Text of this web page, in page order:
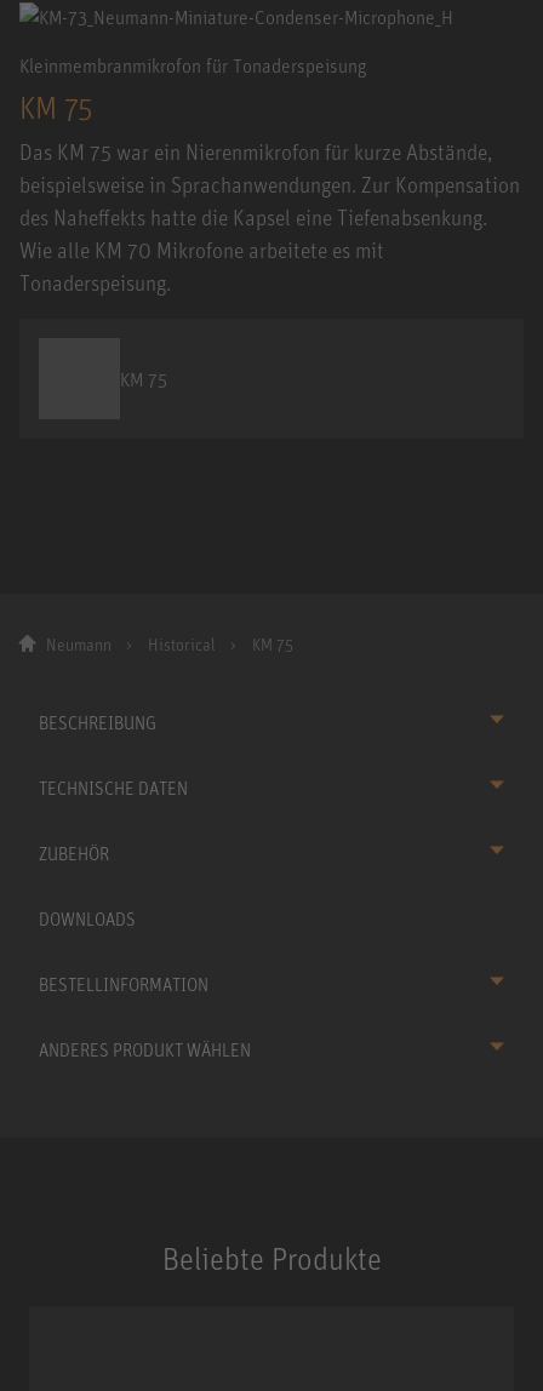
Kleinmembranmikrofon für Tonaderspeisung
KM 75
Das KM 75 war ein Nierenmikrofon für kurze Abstände,
beispielsweise in Sprachanwendungen. Zur Kompensation
des Naheffekts hatte die Kapsel eine Tiefenabsenkung.
Wie alle KM 70 Mikrofone arbeitete es mit
Tonaderspeisung.
KM 75
Neumann Historical KM 75
BESCHREIBUNG
TECHNISCHE DATEN
ZUBEHÖR
DOWNLOADS
BESTELLINFORMATION
ANDERES PRODUKT WÄHLEN
Beliebte Produkte